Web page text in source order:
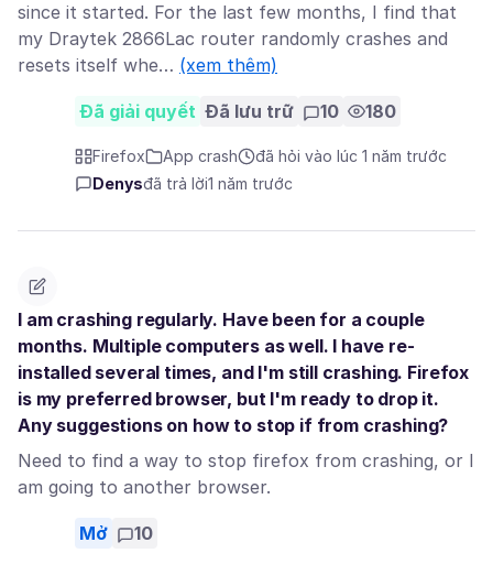
since it started. For the last few months, I find that
my Draytek 2866Lac router randomly crashes and
resets itself whe… (xem thêm)
Đã giải quyết Đã lưu trữ 10 180
Firefox App crash
đã hỏi vào lúc 1 năm trước
Denysđã trả lời1 năm trước
I am crashing regularly. Have been for a couple
months. Multiple computers as well. I have re-
installed several times, and I'm still crashing. Firefox
is my preferred browser, but I'm ready to drop it.
Any suggestions on how to stop if from crashing?
Need to find a way to stop firefox from crashing, or I
am going to another browser.
Mở 10